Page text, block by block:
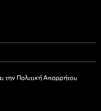
την Πολιτική Απορρήτου